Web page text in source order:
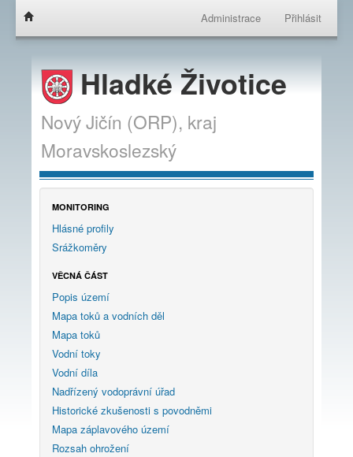
Administrace Přihlásit
Hladké Životice
Nový Jičín (ORP), kraj
Moravskoslezský
MONITORING
Hlásné profily
Srážkoměry
VĚCNÁ ČÁST
Popis území
Mapa toků a vodních děl
Mapa toků
Vodní toky
Vodní díla
Nadřízený vodoprávní úřad
Historické zkušenosti s povodněmi
Mapa záplavového území
Rozsah ohrožení